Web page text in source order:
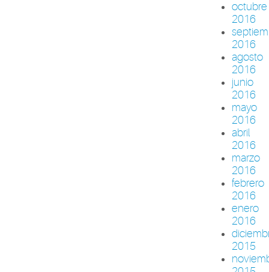
octubre
2016
2016
agosto
2016
junio
2016
mayo
2016
abril
2016
marzo
2016
febrero
2016
enero
2016
2015